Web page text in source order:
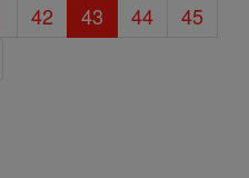
42 43 44
45